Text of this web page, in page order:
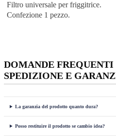
Filtro universale per friggitrice.
Confezione 1 pezzo.
DOMANDE FREQUENTI
SPEDIZIONE E
La garanzia del prodotto quanto dura?
Posso restituire il prodotto se cambio idea?